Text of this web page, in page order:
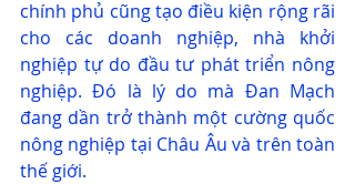
chính phủ cũng tạo điều kiện rộng rãi
cho các doanh nghiệp, nhà khởi
nghiệp tự do đầu tư phát triển nông
nghiệp. Đó là lý do mà Đan Mạch
đang dần trở thành một cường quốc
nông nghiệp tại Châu Âu và trên toàn
thế giới.